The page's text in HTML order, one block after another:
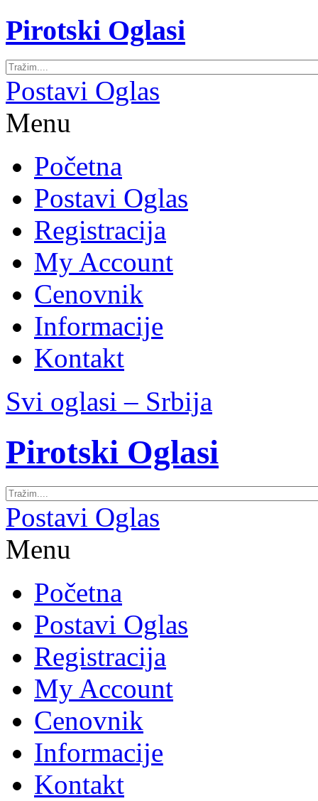
Pirotski Oglasi
Postavi Oglas
Menu
Početna
Postavi Oglas
Registracija
My Account
Cenovnik
Informacije
Kontakt
Svi oglasi – Srbija
Pirotski Oglasi
Postavi Oglas
Menu
Početna
Postavi Oglas
Registracija
My Account
Cenovnik
Informacije
Kontakt